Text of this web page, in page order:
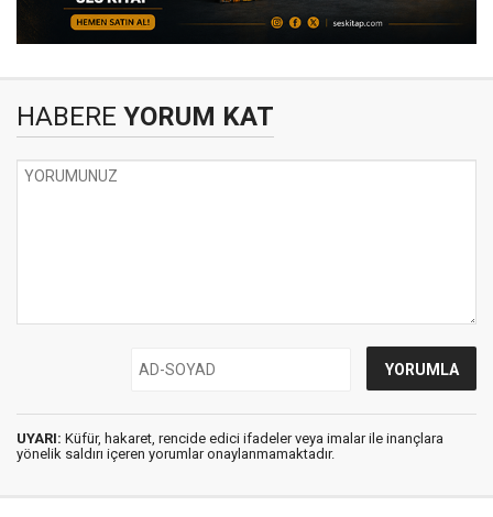
HABERE YORUM KAT
UYARI: Küfür, hakaret, rencide edici ifadeler veya imalar ile inançlara
yönelik saldırı içeren yorumlar onaylanmamaktadır.